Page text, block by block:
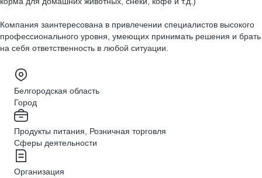
Компания заинтересована в привлечении специалистов высокого
профессионального уровня, умеющих принимать решения и брать
на себя ответственность в любой ситуации.
Белгородская область
Город
Продукты питания, Розничная торговля
Сферы деятельности
Организация